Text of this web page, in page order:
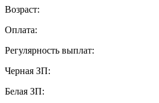
Возраст:
Оплата:
Регулярность выплат:
Черная ЗП:
Белая ЗП: